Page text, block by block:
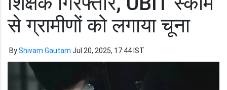
से ग्रामीणों को लगाया चूना
ByShivam Gautam Jul 20, 2025, 17:44 IST